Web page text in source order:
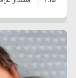
آمریکا
مقام
دیوانگی
۷:۱۰
ترامپ
۵:۴۵
سپاه: دو
متوقف
۱۲:۵۹
ترامپ
۸:۵۷